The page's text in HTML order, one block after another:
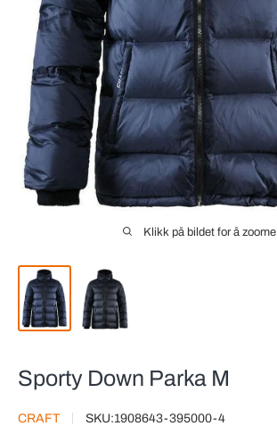
Klikk på bildet for å zoome
Sporty Down Parka M
CRAFT SKU:1908643-395000-4